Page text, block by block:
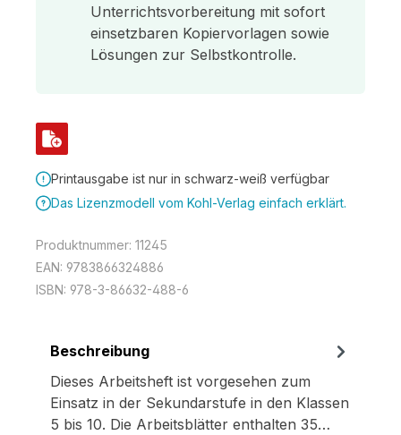
Unterrichtsvorbereitung mit sofort
einsetzbaren Kopiervorlagen sowie
Lösungen zur Selbstkontrolle.
Printausgabe ist nur in schwarz-weiß verfügbar
Das Lizenzmodell vom Kohl-Verlag einfach erklärt.
Produktnummer: 11245
EAN: 9783866324886
ISBN: 978-3-86632-488-6
Beschreibung
Dieses Arbeitsheft ist vorgesehen zum
Einsatz in der Sekundarstufe in den Klassen
5 bis 10. Die Arbeitsblätter enthalten 35…